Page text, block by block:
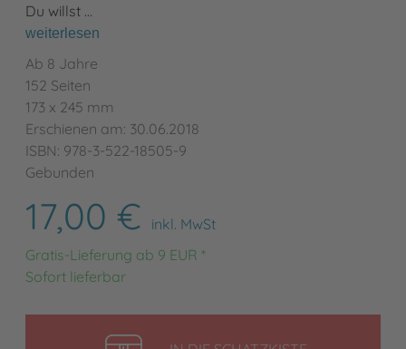
Du willst …
weiterlesen
Ab 8 Jahre
152 Seiten
173 x 245 mm
Erschienen am: 30.06.2018
ISBN: 978-3-522-18505-9
Gebunden
17,00 €
inkl. MwSt
Gratis-Lieferung ab 9 EUR *
Sofort lieferbar